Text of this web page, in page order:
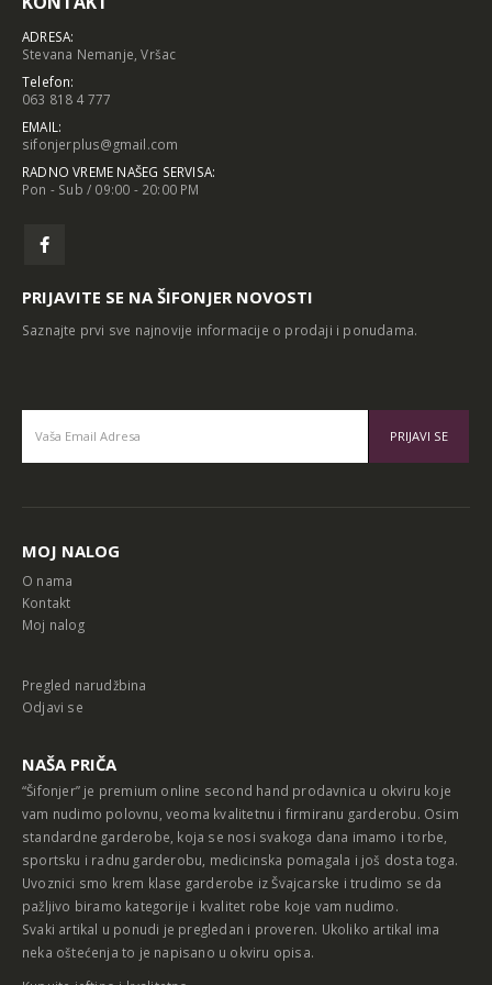
ADRESA:
Stevana Nemanje, Vršac
Telefon:
063 818 4 777
EMAIL:
sifonjerplus@gmail.com
RADNO VREME NAŠEG SERVISA:
Pon - Sub / 09:00 - 20:00 PM
PRIJAVITE SE NA ŠIFONJER NOVOSTI
Saznajte prvi sve najnovije informacije o prodaji i ponudama.
MOJ NALOG
O nama
Kontakt
Moj nalog
Pregled narudžbina
Odjavi se
NAŠA PRIČA
“Šifonjer” je premium online second hand prodavnica u okviru koje
vam nudimo polovnu, veoma kvalitetnu i firmiranu garderobu. Osim
standardne garderobe, koja se nosi svakoga dana imamo i torbe,
sportsku i radnu garderobu, medicinska pomagala i još dosta toga.
Uvoznici smo krem klase garderobe iz Švajcarske i trudimo se da
pažljivo biramo kategorije i kvalitet robe koje vam nudimo.
Svaki artikal u ponudi je pregledan i proveren. Ukoliko artikal ima
neka oštećenja to je napisano u okviru opisa.